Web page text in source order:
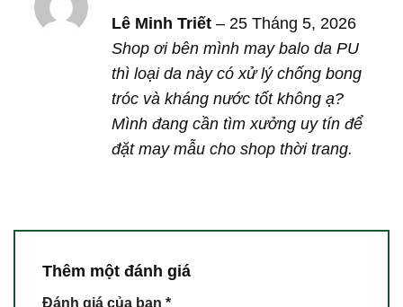
Được xếp
hạng45
sao
Lê Minh Triết– 25 Tháng 5, 2026
Shop ơi bên mình may balo da PU
thì loại da này có xử lý chống bong
tróc và kháng nước tốt không ạ?
Mình đang cần tìm xưởng uy tín để
đặt may mẫu cho shop thời trang.
Thêm một đánh giá
Đánh giá của bạn *